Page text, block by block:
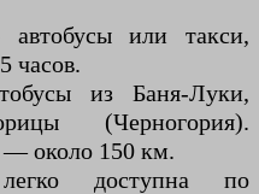
автобусы или такси,
часов.
из Баня-Луки,
(Черногория).
— около 150 км.
доступна по